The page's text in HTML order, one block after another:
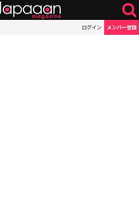
ログイン メンバー登録